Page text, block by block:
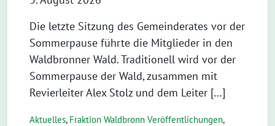
Die letzte Sitzung des Gemeinderates vor der
Sommerpause führte die Mitglieder in den
Waldbronner Wald. Traditionell wird vor der
Sommerpause der Wald, zusammen mit
Revierleiter Alex Stolz und dem Leiter […]
Aktuelles, Fraktion Waldbronn Veröffentlichungen,